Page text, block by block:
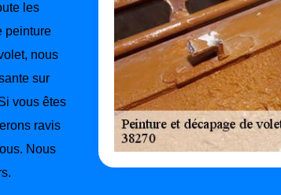
les
peinture
nous
sur
vous êtes
ravis
Nous